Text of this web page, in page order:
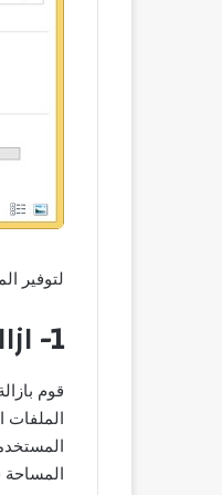
لتوفير
1- ازالة الملفات المؤقتة للبرامج
قوم
الملفات
المساحة